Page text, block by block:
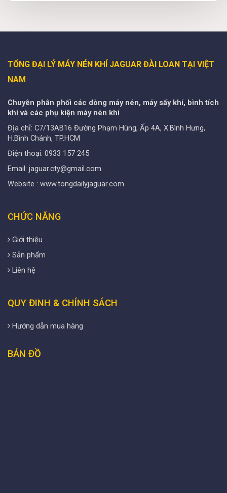
TỔNG ĐẠI LÝ MÁY NÉN KHÍ JAGUAR ĐÀI LOAN TẠI VIỆT
NAM
Chuyên phân phối các dòng máy nén, máy sấy khí, bình tích
khí và các phụ kiện máy nén khí
Địa chỉ: C7/13AB16 Đường Phạm Hùng, Ấp 4A, X.Bình Hưng,
H.Bình Chánh, TP.HCM
Điện thoại: 0933 157 245
Email: jaguar.cty@gmail.com
Website : www.tongdailyjaguar.com
CHỨC NĂNG
Giới thiệu
Sản phẩm
Liên hệ
QUY ĐINH & CHÍNH SÁCH
Hướng dẫn mua hàng
BẢN ĐỒ